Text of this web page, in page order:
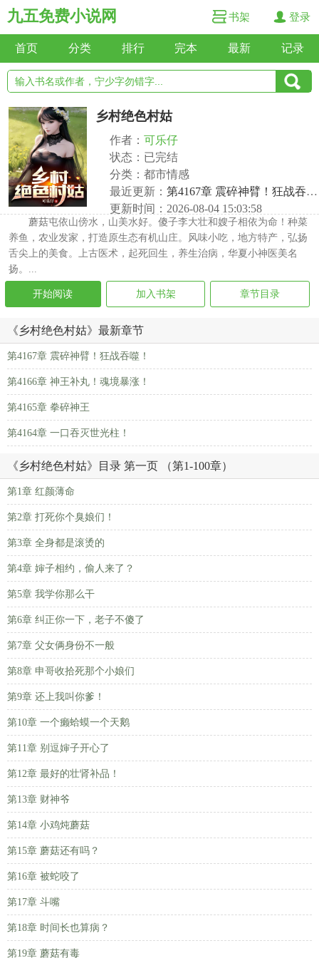
九五免费小说网 书架 登录
首页 分类 排行 完本 最新 记录
乡村绝色村姑
作者： 可乐仔
状态：已完结
分类：都市情感
最近更新： 第4167章 震碎神臂！狂战吞噬！
更新时间：2026-08-04 15:03:58
蘑菇屯依山傍水，山美水好。傻子李大壮和嫂子相依为命！种菜
养鱼，农业发家，打造原生态有机山庄。风味小吃，地方特产，弘扬
舌尖上的美食。上古医术，起死回生，养生治病，华夏小神医美名
扬。...
开始阅读 加入书架 章节目录
《乡村绝色村姑》最新章节
第4167章 震碎神臂！狂战吞噬！
第4166章 神王补丸！魂境暴涨！
第4165章 拳碎神王
第4164章 一口吞灭世光柱！
《乡村绝色村姑》目录 第一页 （第1-100章）
第1章 红颜薄命
第2章 打死你个臭娘们！
第3章 全身都是滚烫的
第4章 婶子相约，偷人来了？
第5章 我学你那么干
第6章 纠正你一下，老子不傻了
第7章 父女俩身份不一般
第8章 申哥收拾死那个小娘们
第9章 还上我叫你爹！
第10章 一个癞蛤蟆一个天鹅
第11章 别逗婶子开心了
第12章 最好的壮肾补品！
第13章 财神爷
第14章 小鸡炖蘑菇
第15章 蘑菇还有吗？
第16章 被蛇咬了
第17章 斗嘴
第18章 时间长也算病？
第19章 蘑菇有毒